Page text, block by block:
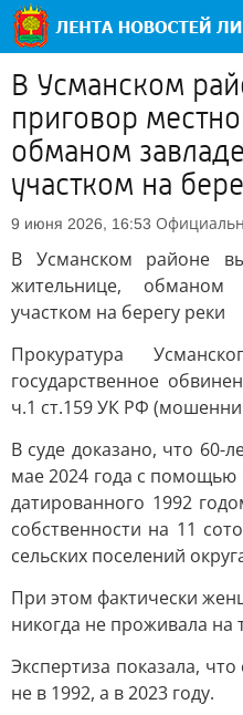
В Усманском
приговор
обманом
участком на
9 июня 2026, 16:53
В Усманском районе
жительнице, обманом
участком на берегу реки
Прокуратура
государственное
ч.1 ст.159 УК РФ
В суде доказано, что 60-
мае 2024 года с помощью
датированного 1992
собственности на 11
сельских поселений
При этом фактически
никогда не проживала на
Экспертиза показала,
не в 1992, а в 2023 году.